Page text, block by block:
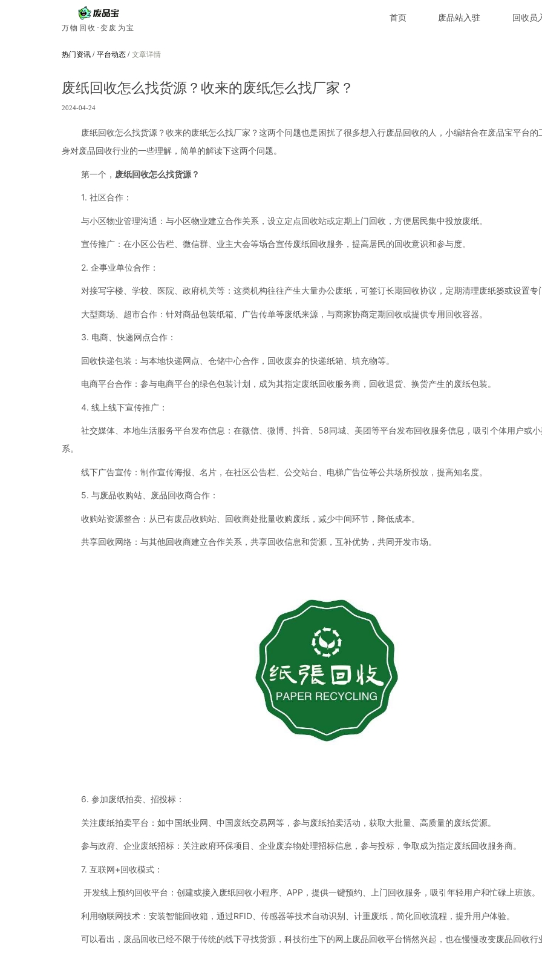
万物回收·变废为宝
首页 废品站入驻 回收员
热门资讯 / 平台动态 / 文章详情
废纸回收怎么找货源？收来的废纸怎么找厂家？
2024-04-24
废纸回收怎么找货源？收来的废纸怎么找厂家？这两个问题也是困扰了很多想入行废品回收的人，小编结合在废品宝平台的
身对废品回收行业的一些理解，简单的解读下这两个问题。
第一个， 废纸回收怎么找货源？
1. 社区合作：
与小区物业管理沟通：与小区物业建立合作关系，设立定点回收站或定期上门回收，方便居民集中投放废纸。
宣传推广：在小区公告栏、微信群、业主大会等场合宣传废纸回收服务，提高居民的回收意识和参与度。
2. 企事业单位合作：
对接写字楼、学校、医院、政府机关等：这类机构往往产生大量办公废纸，可签订长期回收协议，定期清理废纸篓或设置专
大型商场、超市合作：针对商品包装纸箱、广告传单等废纸来源，与商家协商定期回收或提供专用回收容器。
3. 电商、快递网点合作：
回收快递包装：与本地快递网点、仓储中心合作，回收废弃的快递纸箱、填充物等。
电商平台合作：参与电商平台的绿色包装计划，成为其指定废纸回收服务商，回收退货、换货产生的废纸包装。
4. 线上线下宣传推广：
社交媒体、本地生活服务平台发布信息：在微信、微博、抖音、58同城、美团等平台发布回收服务信息，吸引个体用户或
系。
线下广告宣传：制作宣传海报、名片，在社区公告栏、公交站台、电梯广告位等公共场所投放，提高知名度。
5. 与废品收购站、废品回收商合作：
收购站资源整合：从已有废品收购站、回收商处批量收购废纸，减少中间环节，降低成本。
共享回收网络：与其他回收商建立合作关系，共享回收信息和货源，互补优势，共同开发市场。
6. 参加废纸拍卖、招投标：
关注废纸拍卖平台：如中国纸业网、中国废纸交易网等，参与废纸拍卖活动，获取大批量、高质量的废纸货源。
参与政府、企业废纸招标：关注政府环保项目、企业废弃物处理招标信息，参与投标，争取成为指定废纸回收服务商。
7. 互联网+回收模式：
开发线上预约回收平台：创建或接入废纸回收小程序、APP，提供一键预约、上门回收服务，吸引年轻用户和忙碌上班族。
利用物联网技术：安装智能回收箱，通过RFID、传感器等技术自动识别、计重废纸，简化回收流程，提升用户体验。
可以看出，废品回收已经不限于传统的线下寻找货源，科技衍生下的网上废品回收平台悄然兴起，也在慢慢改变废品回收行